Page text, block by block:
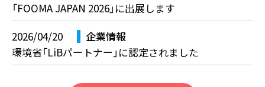
「FOOMA JAPAN 2026」に出展します
2026/04/20
企業情報
環境省「LiBパートナー」に認定されました